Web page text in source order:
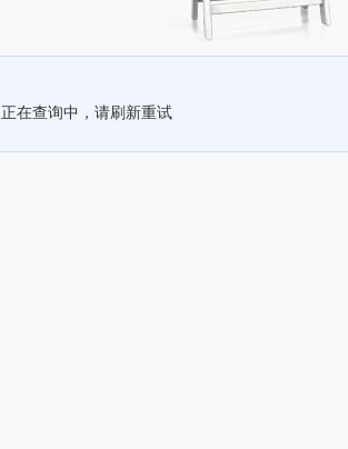
正在查询中，请刷新重试